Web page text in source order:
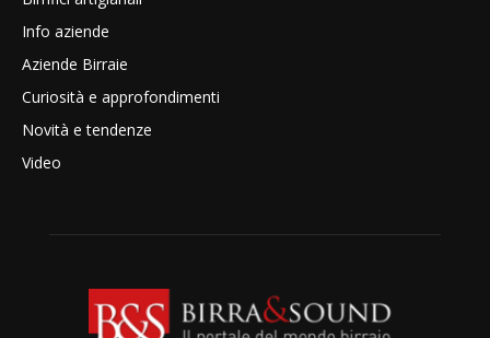
Info aziende
Aziende Birraie
Curiosità e approfondimenti
Novità e tendenze
Video